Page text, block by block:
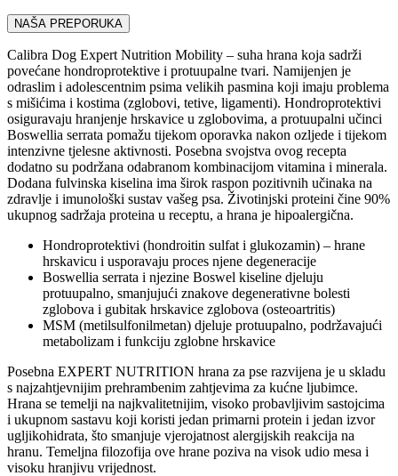
NAŠA PREPORUKA
Calibra Dog Expert Nutrition Mobility – suha hrana koja sadrži
povećane hondroprotektive i protuupalne tvari. Namijenjen je
odraslim i adolescentnim psima velikih pasmina koji imaju problema
s mišićima i kostima (zglobovi, tetive, ligamenti). Hondroprotektivi
osiguravaju hranjenje hrskavice u zglobovima, a protuupalni učinci
Boswellia serrata pomažu tijekom oporavka nakon ozljede i tijekom
intenzivne tjelesne aktivnosti. Posebna svojstva ovog recepta
dodatno su podržana odabranom kombinacijom vitamina i minerala.
Dodana fulvinska kiselina ima širok raspon pozitivnih učinaka na
zdravlje i imunološki sustav vašeg psa. Životinjski proteini čine 90%
ukupnog sadržaja proteina u receptu, a hrana je hipoalergična.
Hondroprotektivi (hondroitin sulfat i glukozamin) – hrane
hrskavicu i usporavaju proces njene degeneracije
Boswellia serrata i njezine Boswel kiseline djeluju
protuupalno, smanjujući znakove degenerativne bolesti
zglobova i gubitak hrskavice zglobova (osteoartritis)
MSM (metilsulfonilmetan) djeluje protuupalno, podržavajući
metabolizam i funkciju zglobne hrskavice
Posebna EXPERT NUTRITION hrana za pse razvijena je u skladu
s najzahtjevnijim prehrambenim zahtjevima za kućne ljubimce.
Hrana se temelji na najkvalitetnijim, visoko probavljivim sastojcima
i ukupnom sastavu koji koristi jedan primarni protein i jedan izvor
ugljikohidrata, što smanjuje vjerojatnost alergijskih reakcija na
hranu. Temeljna filozofija ove hrane poziva na visok udio mesa i
visoku hranjivu vrijednost.